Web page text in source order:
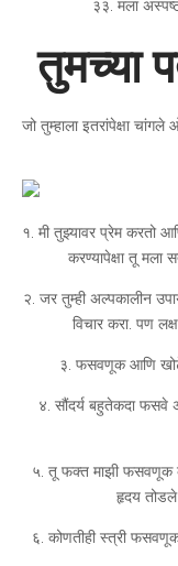
३३. मला
तुमच्या
जो तुम्हाला इतरांपेक्षा
१. मी तुझ्यावर प्रेम करतो
करण्यापेक्षा तू मला
२. जर तुम्ही अल्पकालीन
विचार करा. पण
३. फसवणूक आणि
४. सौंदर्य बहुतेकदा फसवे
५. तू फक्त माझी फसवणूक
हृदय
६. कोणतीही स्त्री